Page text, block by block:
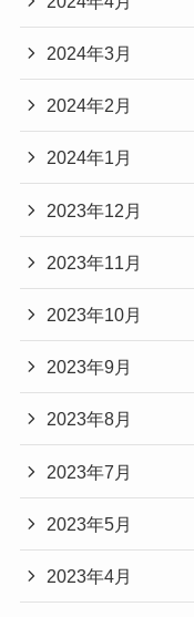
2024年3月
2024年2月
2024年1月
2023年12月
2023年11月
2023年10月
2023年9月
2023年8月
2023年7月
2023年5月
2023年4月